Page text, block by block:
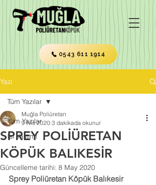
0543 611 1914
Yazı
Tüm Yazılar
Isı Yalıtımı
Tüm Yazılar
SPREY POLİÜRETAN
KÖPÜK BALIKESİR
Muğla Poliüretan
9 Nis 2020 3 dakikada okunur
Güncelleme tarihi: 8 May 2020
Sprey Poliüretan Köpük Balıkesir